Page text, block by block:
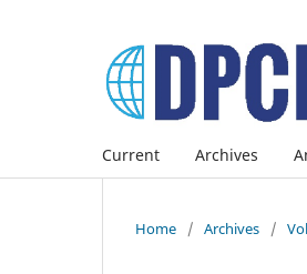
Current Archives
Home / Archives /